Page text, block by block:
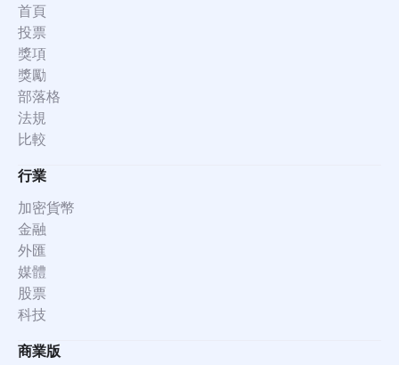
首頁
投票
獎項
獎勵
部落格
法規
比較
行業
加密貨幣
金融
外匯
媒體
股票
科技
商業版